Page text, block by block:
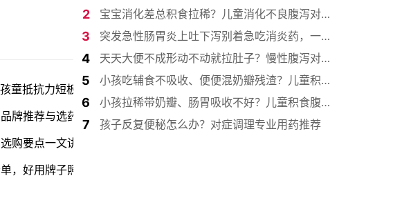
童抵抗力短板
牌推荐与选药指南
购要点一文讲清
，好用牌子照着抄|旅行腹泻对症备药全科普
2 宝宝消化差总积食拉稀？儿童消化不良腹泻对因用药与居家修护手册
3 突发急性肠胃炎上吐下泻别着急吃消炎药，一文分清感染性腹泻处理办法
4 天天大便不成形动不动就拉肚子？慢性腹泻对因修膜与益生菌选药图谱
5 小孩吃辅食不吸收、便便混奶瓣残渣？儿童积食腹泻修肠对因与活菌选药指南
6 小孩拉稀带奶瓣、肠胃吸收不好？儿童积食腹泻对因修膜与活菌选药图谱
7 孩子反复便秘怎么办？对症调理专业用药推荐